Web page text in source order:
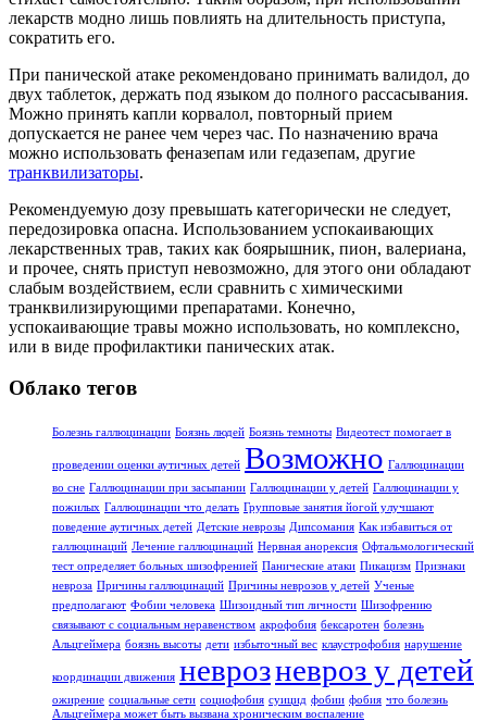
лекарств модно лишь повлиять на длительность приступа,
сократить его.
При панической атаке рекомендовано принимать валидол, до
двух таблеток, держать под языком до полного рассасывания.
Можно принять капли корвалол, повторный прием
допускается не ранее чем через час. По назначению врача
можно использовать феназепам или гедазепам, другие
транквилизаторы.
Рекомендуемую дозу превышать категорически не следует,
передозировка опасна. Использованием успокаивающих
лекарственных трав, таких как боярышник, пион, валериана,
и прочее, снять приступ невозможно, для этого они обладают
слабым воздействием, если сравнить с химическими
транквилизирующими препаратами. Конечно,
успокаивающие травы можно использовать, но комплексно,
или в виде профилактики панических атак.
Облако тегов
Болезнь галлюцинации Боязнь людей Боязнь темноты Видеотест помогает в
проведении оценки аутичных детей Возможно Галлюцинации
во сне Галлюцинации при засыпании Галлюцинации у детей Галлюцинации у
пожилых Галлюцинации что делать Групповые занятия йогой улучшают
поведение аутичных детей Детские неврозы Дипсомания Как избавиться от
галлюцинаций Лечение галлюцинаций Нервная анорексия Офтальмологический
тест определяет больных шизофренией Панические атаки Пикацизм Признаки
невроза Причины галлюцинаций Причины неврозов у детей Ученые
предполагают Фобии человека Шизоидный тип личности Шизофрению
связывают с социальным неравенством акрофобия бексаротен болезнь
Альцгеймера боязнь высоты дети избыточный вес клаустрофобия нарушение
координации движения неврозневроз у детей
ожирение социальные сети социофобия суицид фобии фобия что болезнь
Альцгеймера может быть вызвана хроническим воспаление